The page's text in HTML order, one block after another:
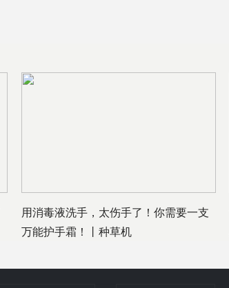
用消毒液洗手，太伤手了！你需要一支
万能护手霜！丨种草机